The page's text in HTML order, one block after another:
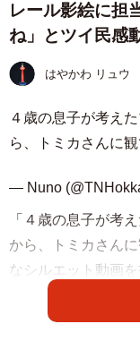
レール影絵に
ね」とツイ民感
はやかわ リュウ
４歳の息子が考え
ら、トミカさんに
— Nuno
「４歳の息子が考
から、トミカさん
なシルエット動画
タカラトミー（ト
きだという息子さ